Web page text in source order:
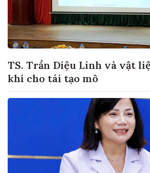
TS. Trần Diệu Linh và vật
khí cho tái tạo mô